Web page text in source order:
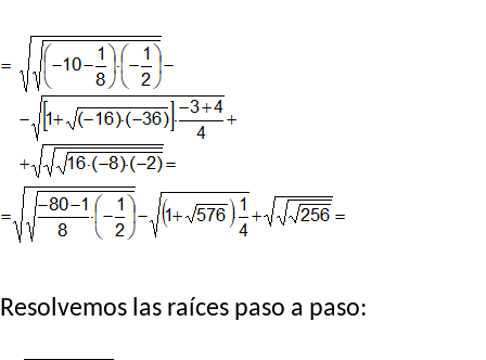
Resolvemos las raíces paso a paso: